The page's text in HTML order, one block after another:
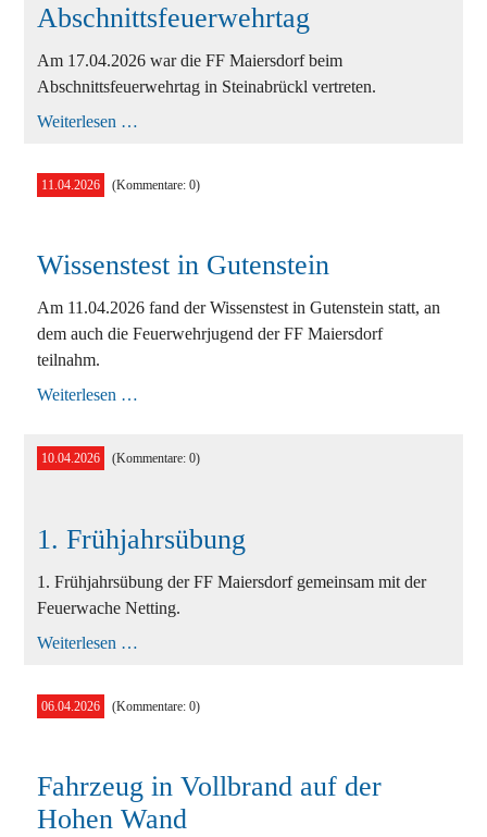
Abschnittsfeuerwehrtag
Am 17.04.2026 war die FF Maiersdorf beim
Abschnittsfeuerwehrtag in Steinabrückl vertreten.
Weiterlesen …
11.04.2026 (Kommentare: 0)
Wissenstest in Gutenstein
Am 11.04.2026 fand der Wissenstest in Gutenstein statt, an
dem auch die Feuerwehrjugend der FF Maiersdorf
teilnahm.
Weiterlesen …
10.04.2026 (Kommentare: 0)
1. Frühjahrsübung
1. Frühjahrsübung der FF Maiersdorf gemeinsam mit der
Feuerwache Netting.
Weiterlesen …
06.04.2026 (Kommentare: 0)
Fahrzeug in Vollbrand auf der
Hohen Wand